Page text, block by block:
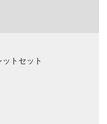
トセット